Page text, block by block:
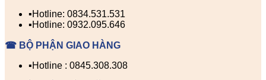
▪️Hotline: 0834.531.531
▪️Hotline: 0932.095.646
☎ BỘ PHẬN GIAO HÀNG
▪️Hotline : 0845.308.308